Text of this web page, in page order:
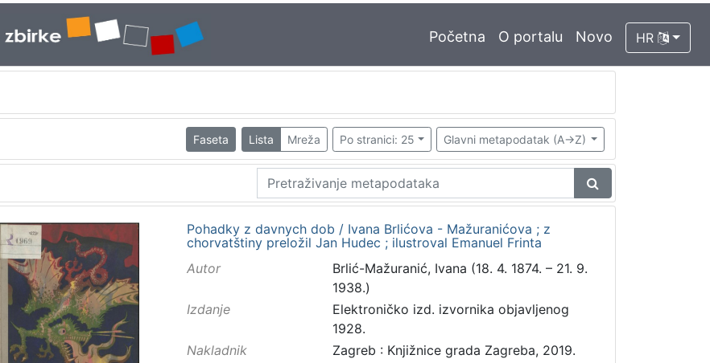
Početna O portalu Novo HR
Faseta Lista Mreža Po stranici: 25 Glavni metapodatak (A->Z)
Pohadky z davnych dob / Ivana Brlićova - Mažuranićova ; z
chorvatštiny preložil Jan Hudec ; ilustroval Emanuel Frinta
Autor
Brlić-Mažuranić, Ivana (18. 4. 1874. – 21. 9.
1938.)
Izdanje
Elektroničko izd. izvornika objavljenog
1928.
Nakladnik
Zagreb : Knjižnice grada Zagreba, 2019.